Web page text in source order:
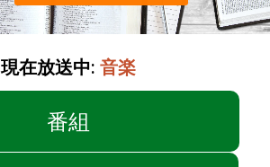
現在放送中: 音楽
番組